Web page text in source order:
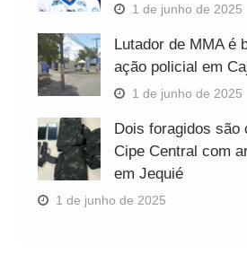
1 de junho de 2025
Lutador de MMA é
ação policial em
1 de junho de 2025
Dois foragidos são
Cipe Central com
em Jequié
1 de junho de 2025